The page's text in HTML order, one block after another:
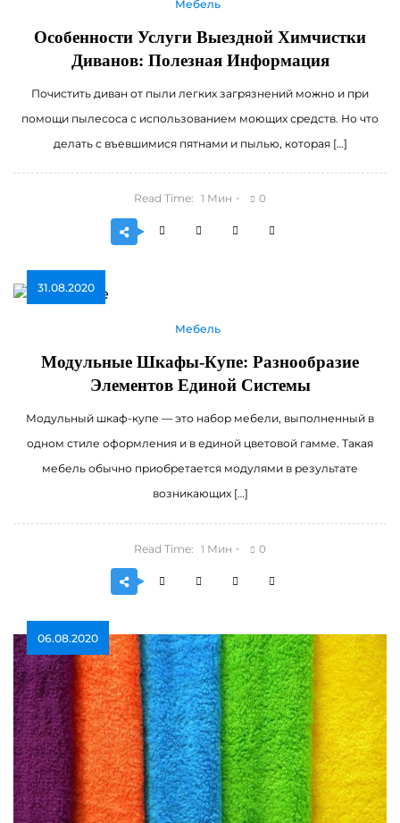
Мебель
Особенности Услуги Выездной Химчистки
Диванов: Полезная Информация
Почистить диван от пыли легких загрязнений можно и при
помощи пылесоса с использованием моющих средств. Но что
делать с въевшимися пятнами и пылью, которая […]
Read Time: 1 Мин 0
31.08.2020
Мебель
Модульные Шкафы-Купе: Разнообразие
Элементов Единой Системы
Модульный шкаф-купе — это набор мебели, выполненный в
одном стиле оформления и в единой цветовой гамме. Такая
мебель обычно приобретается модулями в результате
возникающих […]
Read Time: 1 Мин 0
06.08.2020